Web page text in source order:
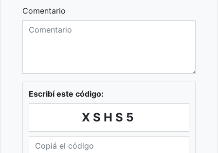
Comentario
Escribí este código:
XSHS5